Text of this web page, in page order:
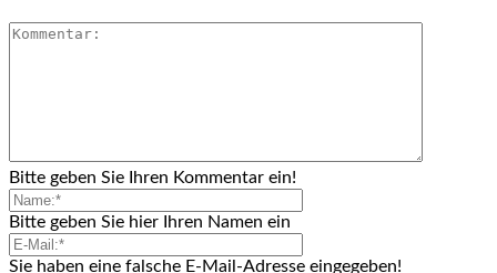
Bitte geben Sie Ihren Kommentar ein!
Bitte geben Sie hier Ihren Namen ein
Sie haben eine falsche E-Mail-Adresse eingegeben!